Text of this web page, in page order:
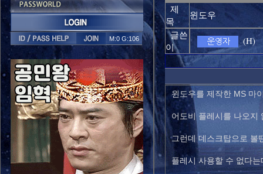
M:0 G:106
제
목
윈도우
글쓴
이
(H)
윈도우를 제작한 MS 마
어도비 플레시를 나오지
그런데 데스크탑으로 볼
플레시 사용할 수 없다